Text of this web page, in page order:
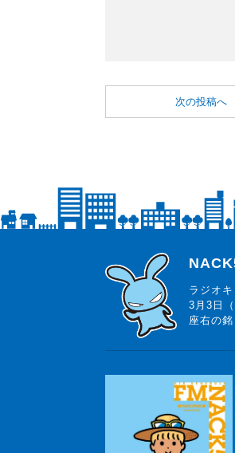
次の投稿へ
らじっと君
ラジオ
3月3日
座右の銘